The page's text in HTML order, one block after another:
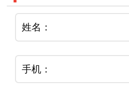
姓名：
手机：